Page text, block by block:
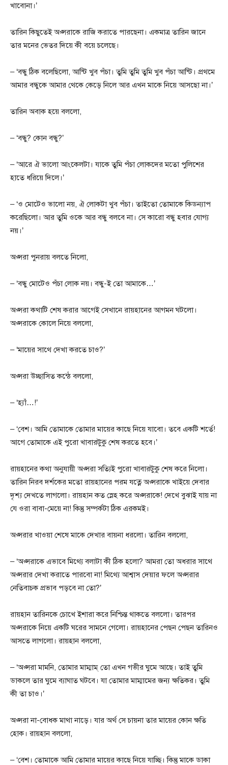
খাবোনা।’
তারিন কিছুতেই অপ্সরাকে রাজি করাতে পারছেনা। একমাত্র তারিন জানে
তার মনের ভেতর দিয়ে কী বয়ে চলেছে।
– ‘বন্ধু ঠিক বলেছিলো, আন্টি খুব পঁচা। তুমি তুমি তুমি খুব পঁচা আন্টি। প্রথমে
আমার বন্ধুকে আমার থেকে কেড়ে নিলে আর এখন মাকে নিয়ে আসছো না।’
তারিন অবাক হয়ে বললো,
– ‘বন্ধু? কোন বন্ধু?’
– ‘আরে ঐ ভালো আংকেলটা। যাকে তুমি পঁচা লোকদের মতো পুলিশের
হাতে ধরিয়ে দিলে।’
– ‘ও মোটেও ভালো নয়, ঐ লোকটা খুব পঁচা। তাইতো তোমাকে কিডন্যাপ
করেছিলো। আর তুমি ওকে আর বন্ধু বলবে না। সে কারো বন্ধু হবার যোগ্য
নয়।’
অপ্সরা পুনরায় বলতে নিলো,
– ‘বন্ধু মোটেও পঁচা লোক নয়। বন্ধু-ই তো আমাকে…’
অপ্সরা কথাটি শেষ করার আগেই সেখানে রায়হানের আগমন ঘটলো।
অপ্সরাকে কোলে নিয়ে বললো,
– ‘মায়ের সাথে দেখা করতে চাও?’
অপ্সরা উচ্ছাসিত কন্ঠে বললো,
– ‘হ্যাঁ…!’
– ‘বেশ। আমি তোমাকে তোমার মায়ের কাছে নিয়ে যাবো। তবে একটি শর্তে!
আগে তোমাকে এই পুরো খাবারটুকু শেষ করতে হবে।’
রায়হানের কথা অনুযায়ী অপ্সরা সত্যিই পুরো খাবারটুকু শেষ করে নিলো।
তারিন নিরব দর্শকের মতো রায়হানের পরম যত্নে অপ্সরাকে খাইয়ে দেবার
দৃশ্য দেখতে লাগলো। রায়হান কত স্নেহ করে অপ্সরাকে! দেখে বুঝাই যায় না
যে ওরা বাবা-মেয়ে না! কিন্তু সম্পর্কটা ঠিক এরকমই।
অপ্সরার খাওয়া শেষে মাকে দেখার বায়না ধরলো। তারিন বললো,
– ‘অপ্সরাকে এভাবে মিথ্যে বলাটা কী ঠিক হলো? আমরা তো অধরার সাথে
অপ্সরার দেখা করাতে পারবো না! মিথ্যে আশ্বাস দেয়ার ফলে অপ্সরার
নেতিবাচক প্রভাব পড়বে না তো?’
রায়হান তারিনকে চোখে ইশারা করে নিশ্চিন্ত থাকতে বললো। তারপর
অপ্সরাকে নিয়ে একটি ঘরের সামনে গেলো। রায়হানের পেছন পেছন তারিনও
আসতে লাগলো। রায়হান বললো,
– ‘অপ্সরা মামনি, তোমার মাম্মাম্ তো এখন গভীর ঘুমে আছে। তাই তুমি
ডাকলে তার ঘুমে ব্যাঘাত ঘটবে। যা তোমার মাম্মামের জন্য ক্ষতিকর। তুমি
কী তা চাও।’
অপ্সরা না-বোধক মাথা নাড়ে। যার অর্থ সে চায়না তার মায়ের কোন ক্ষতি
হোক। রায়হান বললো,
– ‘বেশ। তোমাকে আমি তোমার মায়ের কাছে নিয়ে যাচ্ছি। কিন্তু মাকে ডাকা